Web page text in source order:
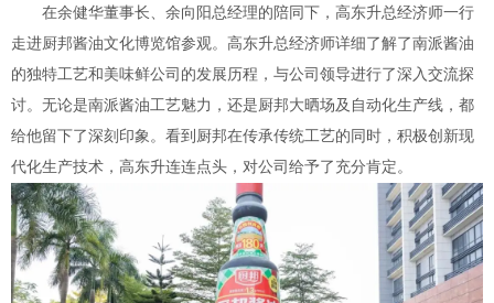
在余健华董事长、余向阳总经理的陪同下，高东升总经济师一行
走进厨邦酱油文化博览馆参观。高东升总经济师详细了解了南派酱油
的独特工艺和美味鲜公司的发展历程，与公司领导进行了深入交流探
讨。无论是南派酱油工艺魅力，还是厨邦大晒场及自动化生产线，都
给他留下了深刻印象。看到厨邦在传承传统工艺的同时，积极创新现
代化生产技术，高东升连连点头，对公司给予了充分肯定。